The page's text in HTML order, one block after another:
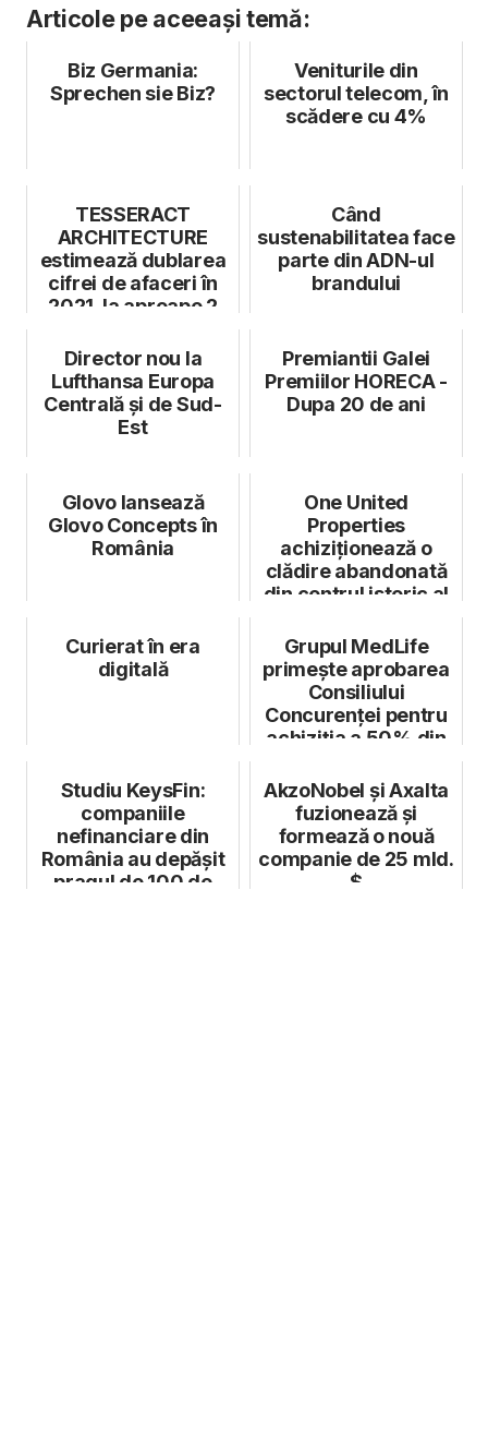
Articole pe aceeași temă:
Biz Germania:
Sprechen sie Biz?
Veniturile din
sectorul telecom, în
scădere cu 4%
TESSERACT
ARCHITECTURE
estimează dublarea
cifrei de afaceri în
2021, la aproape 2
Când
sustenabilitatea face
parte din ADN-ul
brandului
Director nou la
Lufthansa Europa
Centrală și de Sud-
Est
Premiantii Galei
Premiilor HORECA -
Dupa 20 de ani
Glovo lansează
Glovo Concepts în
România
One United
Properties
achiziționează o
clădire abandonată
din centrul istoric al
Curierat în era
digitală
Grupul MedLife
primește aprobarea
Consiliului
Concurenței pentru
achiziția a 50% din
Studiu KeysFin:
companiile
nefinanciare din
România au depășit
pragul de 100 de
AkzoNobel și Axalta
fuzionează și
formează o nouă
companie de 25 mld.
$